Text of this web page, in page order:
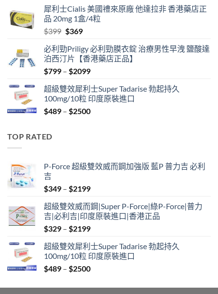
was:
$500.
is:
$450.
犀利士Cialis 美國禮來原廠 他達拉非 香港藥店正
品 20mg 1盒/4粒
$399 Original
was:
$399.
$369Current
is:
$369.
必利勁Priligy 必利勁膜衣錠 治療男性早洩 鹽酸達
泊西汀片【香港藥店正品】
$799 – $2099Price
$799
through
$2099
超級雙效犀利士Super Tadarise 勃起持久
100mg/10粒 印度原裝進口
$489 – $2500Price
TOP RATED
P-Force 超級雙效威而鋼加強版 藍P 普力吉 必利
吉
$349 – $2199Price
$349
through
$2199
超級雙效威而鋼|Super P-Force|綠P-Force|普力
吉|必利吉|印度原裝進口|香港正品
$329 – $2199Price
$329
through
$2199
超級雙效犀利士Super Tadarise 勃起持久
100mg/10粒 印度原裝進口
$489 – $2500Price
$489